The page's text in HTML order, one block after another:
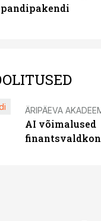
pandipakendi
ÄRIPÄEVA
AI võimalused